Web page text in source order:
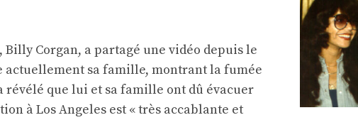
Corgan, a partagé une vidéo depuis le
actuellement sa famille, montrant la fumée
révélé que lui et sa famille ont dû évacuer
à Los Angeles est « très accablante et